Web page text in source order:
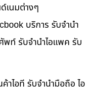
เนมต่างๆ
บริการ รับจำนำ
พท์ รับจำนำไอแพค รับ
าไอที รับจำนำมือถือ ไอ